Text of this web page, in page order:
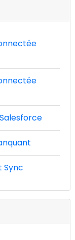
Sync